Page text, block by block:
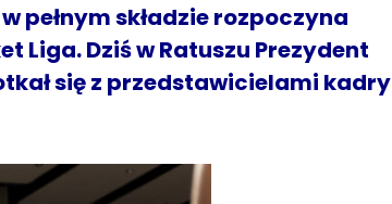
pełnym składzie rozpoczyna
Liga. Dziś w Ratuszu Prezydent
się z przedstawicielami kadry